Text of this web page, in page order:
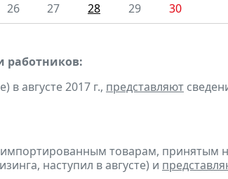
26 27 28 29 30
работников:
августе 2017 г., представляют
товарам, принятым
наступил в августе) и